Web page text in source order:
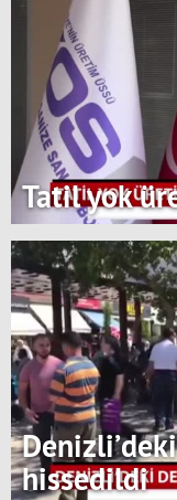
Tatil yok
hissedildi